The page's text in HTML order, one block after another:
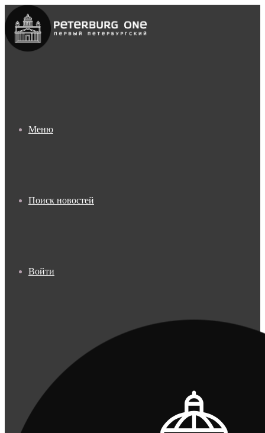
Меню
Поиск новостей
Войти